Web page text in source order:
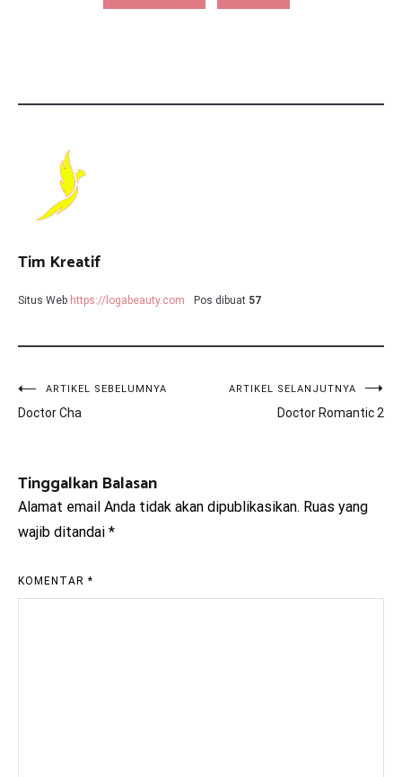
Tim Kreatif
Situs Web https://logabeauty.com Pos dibuat 57
Navigasi
pos
ARTIKEL SEBELUMNYA
Doctor Cha
ARTIKEL SELANJUTNYA
Doctor Romantic 2
Tinggalkan Balasan
Alamat email Anda tidak akan dipublikasikan. Ruas yang
wajib ditandai *
KOMENTAR *